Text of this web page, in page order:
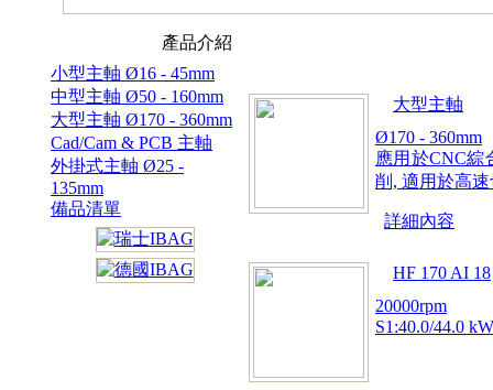
產品介紹
小型主軸 Ø16 - 45mm
中型主軸 Ø50 - 160mm
大型主軸 Ø170 - 360mm
Cad/Cam & PCB 主軸
外掛式主軸 Ø25 -
135mm
備品清單
大型主軸
Ø170 - 360mm
應用於CNC綜
削, 適用於高
詳細內容
HF 170 AI 18
20000rpm
S1:40.0/44.0 kW